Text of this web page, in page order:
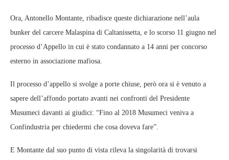
Ora, Antonello Montante, ribadisce queste dichiarazione nell’aula
bunker del carcere Malaspina di Caltanissetta, e lo scorso 11 giugno nel
processo d’Appello in cui è stato condannato a 14 anni per concorso
esterno in associazione mafiosa.
Il processo d’appello si svolge a porte chiuse, però ora si è venuto a
sapere dell’affondo portato avanti nei confronti del Presidente
Musumeci davanti ai giudici: “Fino al 2018 Musumeci veniva a
Confindustria per chiedermi che cosa doveva fare”.
E Montante dal suo punto di vista rileva la singolarità di trovarsi